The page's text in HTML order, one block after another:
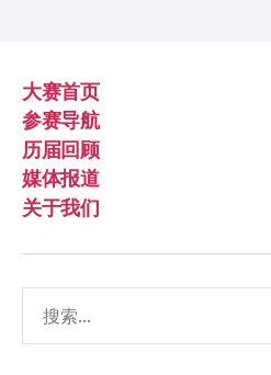
大赛首页
参赛导航
历届回顾
媒体报道
关于我们
索：